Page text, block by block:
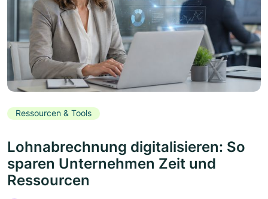
Ressourcen & Tools
Lohnabrechnung digitalisieren: So
sparen Unternehmen Zeit und
Ressourcen